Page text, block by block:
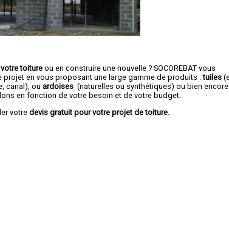
toiture ou en construire une nouvelle ? SOCOREBAT vous
en vous proposant une large gamme de produits :tuiles
canal), ou ardoises (naturelles ou synthétiques) ou bien encore
en fonction de votre besoin et de votre budget.
votre devis gratuit pour votre projet de toiture